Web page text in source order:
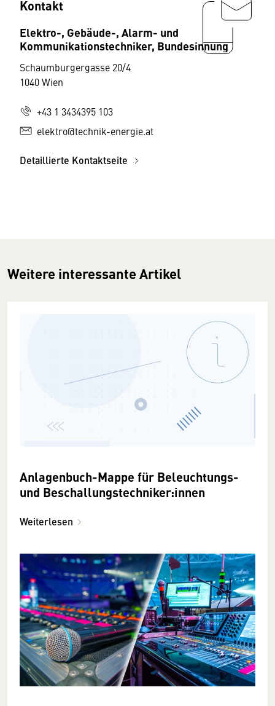
Kontakt
Elektro-, Gebäude-, Alarm- und
Kommunikationstechniker, Bundesinnung
Schaumburgergasse 20/4
1040 Wien
+43 1 3434395 103
elektro@technik-energie.at
Detaillierte Kontaktseite
Weitere interessante Artikel
Anlagenbuch-Mappe für Beleuchtungs-
und Beschallungstechniker:innen
Weiterlesen